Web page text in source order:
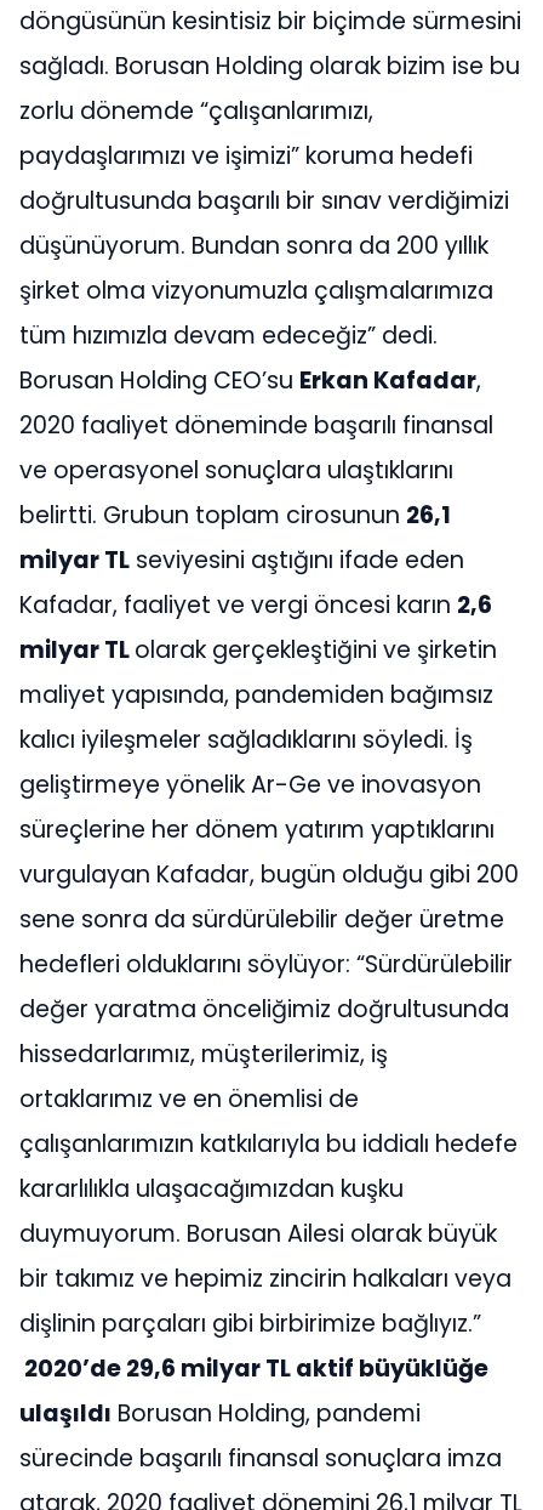
döngüsünün kesintisiz bir biçimde sürmesini
sağladı. Borusan Holding olarak bizim ise bu
zorlu dönemde “çalışanlarımızı,
paydaşlarımızı ve işimizi” koruma hedefi
doğrultusunda başarılı bir sınav verdiğimizi
düşünüyorum. Bundan sonra da 200 yıllık
şirket olma vizyonumuzla çalışmalarımıza
tüm hızımızla devam edeceğiz” dedi.
Borusan Holding CEO’su Erkan Kafadar,
2020 faaliyet döneminde başarılı finansal
ve operasyonel sonuçlara ulaştıklarını
belirtti. Grubun toplam cirosunun 26,1
milyar TL seviyesini aştığını ifade eden
Kafadar, faaliyet ve vergi öncesi karın 2,6
milyar TLolarak gerçekleştiğini ve şirketin
maliyet yapısında, pandemiden bağımsız
kalıcı iyileşmeler sağladıklarını söyledi. İş
geliştirmeye yönelik Ar-Ge ve inovasyon
süreçlerine her dönem yatırım yaptıklarını
vurgulayan Kafadar, bugün olduğu gibi 200
sene sonra da sürdürülebilir değer üretme
hedefleri olduklarını söylüyor: “Sürdürülebilir
değer yaratma önceliğimiz doğrultusunda
hissedarlarımız, müşterilerimiz, iş
ortaklarımız ve en önemlisi de
çalışanlarımızın katkılarıyla bu iddialı hedefe
kararlılıkla ulaşacağımızdan kuşku
duymuyorum. Borusan Ailesi olarak büyük
bir takımız ve hepimiz zincirin halkaları veya
dişlinin parçaları gibi birbirimize bağlıyız.”
2020’de 29,6 milyar TL aktif büyüklüğe
ulaşıldı Borusan Holding, pandemi
sürecinde başarılı finansal sonuçlara imza
atarak, 2020 faaliyet dönemini 26,1 milyar TL